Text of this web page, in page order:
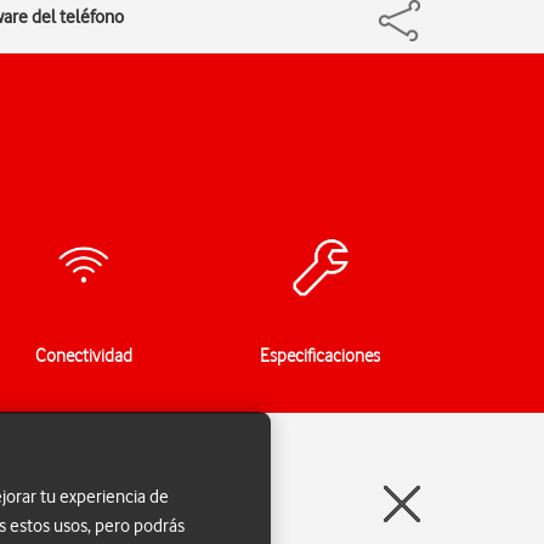
del teléfono
Conectividad Especificaciones
tu experiencia de
estos usos, pero podrás